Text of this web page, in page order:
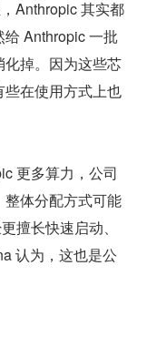
Anthropic 其实都
Anthropic 一批
掉。因为这些芯
在使用方式上也
更多算力，公司
体分配方式可能
擅长快速启动、
认为，这也是公